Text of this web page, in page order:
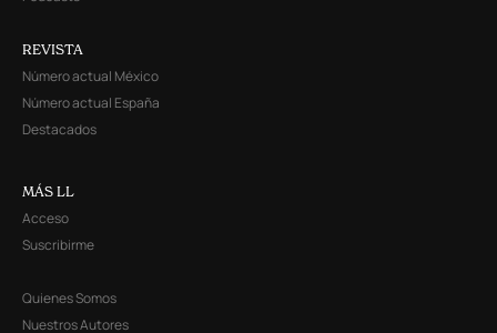
REVISTA
Número actual México
Número actual España
Destacados
MÁS LL
Acceso
Suscribirme
Quienes Somos
Nuestros Autores